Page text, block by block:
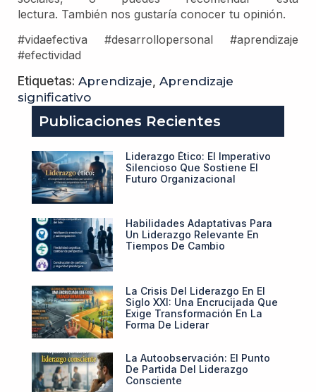
lectura. También nos gustaría conocer tu opinión.
#vidaefectiva #desarrollopersonal #aprendizaje
#efectividad
Etiquetas: Aprendizaje Aprendizaje
significativo
Publicaciones Recientes
Liderazgo Ético: El Imperativo
Silencioso Que Sostiene El
Futuro Organizacional
Habilidades Adaptativas Para
Un Liderazgo Relevante En
Tiempos De Cambio
La Crisis Del Liderazgo En El
Siglo XXI: Una Encrucijada Que
Exige Transformación En La
Forma De Liderar
La Autoobservación: El Punto
De Partida Del Liderazgo
Consciente